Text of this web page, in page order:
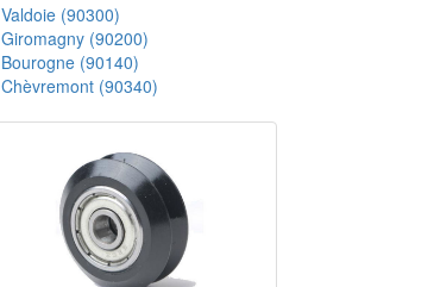
Valdoie (90300)
Giromagny (90200)
Bourogne (90140)
Chèvremont (90340)